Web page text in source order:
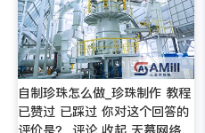
自制珍珠怎么做_珍珠制作 教程
已赞过 已踩过 你对这个回答的